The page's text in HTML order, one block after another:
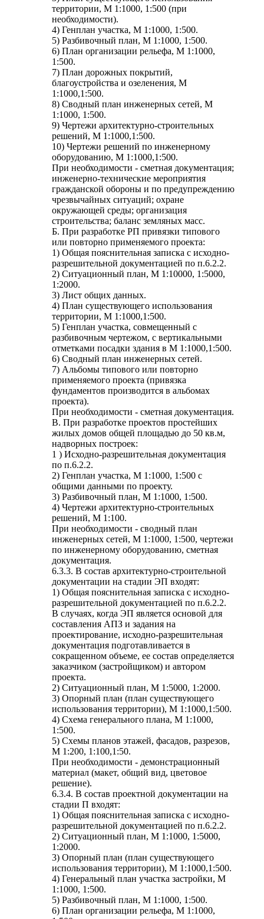
территории, М 1:1000, 1:500 (при
необходимости).
4) Генплан участка, М 1:1000, 1:500.
5) Разбивочный план, М 1:1000, 1:500.
6) План организации рельефа, М 1:1000,
1:500.
7) План дорожных покрытий,
благоустройства и озеленения, М
1:1000,1:500.
8) Сводный план инженерных сетей, М
1:1000, 1:500.
9) Чертежи архитектурно-строительных
решений, М 1:1000,1:500.
10) Чертежи решений по инженерному
оборудованию, М 1:1000,1:500.
При необходимости - сметная документация;
инженерно-технические мероприятия
гражданской обороны и по предупреждению
чрезвычайных ситуаций; охране
окружающей среды; организация
строительства; баланс земляных масс.
Б. При разработке РП привязки типового
или повторно применяемого проекта:
1) Общая пояснительная записка с исходно-
разрешительной документацией по п.6.2.2.
2) Ситуационный план, М 1:10000, 1:5000,
1:2000.
3) Лист общих данных.
4) План существующего использования
территории, М 1:1000,1:500.
5) Генплан участка, совмещенный с
разбивочным чертежом, с вертикальными
отметками посадки здания в М 1:1000,1:500.
6) Сводный план инженерных сетей.
7) Альбомы типового или повторно
применяемого проекта (привязка
фундаментов производится в альбомах
проекта).
При необходимости - сметная документация.
В. При разработке проектов простейших
жилых домов общей площадью до 50 кв.м,
надворных построек:
1 ) Исходно-разрешительная документация
по п.6.2.2.
2) Генплан участка, М 1:1000, 1:500 с
общими данными по проекту.
3) Разбивочный план, М 1:1000, 1:500.
4) Чертежи архитектурно-строительных
решений, М 1:100.
При необходимости - сводный план
инженерных сетей, М 1:1000, 1:500, чертежи
по инженерному оборудованию, сметная
документация.
6.3.3. В состав архитектурно-строительной
документации на стадии ЭП входят:
1) Общая пояснительная записка с исходно-
разрешительной документацией по п.6.2.2.
В случаях, когда ЭП является основой для
составления АПЗ и задания на
проектирование, исходно-разрешительная
документация подготавливается в
сокращенном объеме, ее состав определяется
заказчиком (застройщиком) и автором
проекта.
2) Ситуационный план, М 1:5000, 1:2000.
3) Опорный план (план существующего
использования территории), М 1:1000,1:500.
4) Схема генерального плана, М 1:1000,
1:500.
5) Схемы планов этажей, фасадов, разрезов,
М 1:200, 1:100,1:50.
При необходимости - демонстрационный
материал (макет, общий вид, цветовое
решение).
6.3.4. В состав проектной документации на
стадии П входят:
1) Общая пояснительная записка с исходно-
разрешительной документацией по п.6.2.2.
2) Ситуационный план, М 1:1000, 1:5000,
1:2000.
3) Опорный план (план существующего
использования территории), М 1:1000,1:500.
4) Генеральный план участка застройки, М
1:1000, 1:500.
5) Разбивочный план, М 1:1000, 1:500.
6) План организации рельефа, М 1:1000,